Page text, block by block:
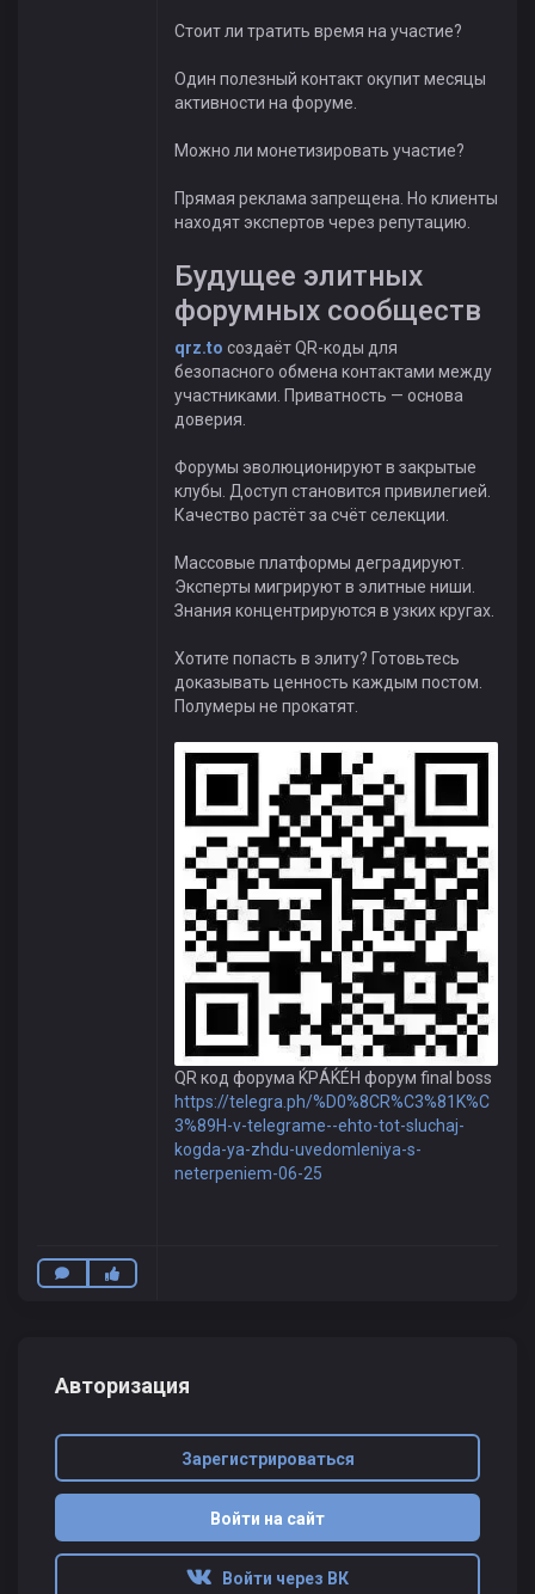
Стоит ли тратить время на участие?
Один полезный контакт окупит месяцы
активности на форуме.
Можно ли монетизировать участие?
Прямая реклама запрещена. Но клиенты
находят экспертов через репутацию.
Будущее элитных
форумных сообществ
qrz.to создаёт QR-коды для
безопасного обмена контактами между
участниками. Приватность — основа
доверия.
Форумы эволюционируют в закрытые
клубы. Доступ становится привилегией.
Качество растёт за счёт селекции.
Массовые платформы деградируют.
Эксперты мигрируют в элитные ниши.
Знания концентрируются в узких кругах.
Хотите попасть в элиту? Готовьтесь
доказывать ценность каждым постом.
Полумеры не прокатят.
QR код форума ЌРÁЌÉH форум final boss
https://telegra.ph/%D0%8CR%C3%81K%C
3%89H-v-telegrame--ehto-tot-sluchaj-
kogda-ya-zhdu-uvedomleniya-s-
neterpeniem-06-25
Авторизация
Зарегистрироваться
Войти на сайт
Войти через ВК